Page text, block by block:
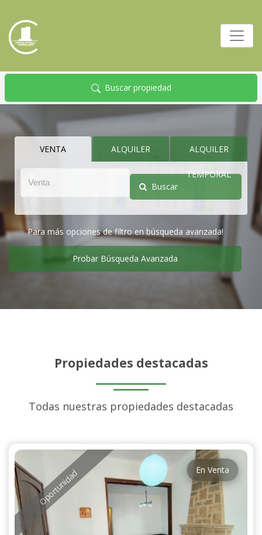
Buscar propiedad
VENTA ALQUILER ALQUILER
TEMPORAL
Buscar
Para más opciones de filtro en búsqueda avanzada!
Probar Búsqueda Avanzada
Propiedades destacadas
Todas nuestras propiedades destacadas
Oportunidad En Venta